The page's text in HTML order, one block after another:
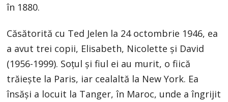
în 1880.
Căsătorită cu Ted Jelen la 24 octombrie 1946, ea
a avut trei copii, Elisabeth, Nicolette şi David
(1956-1999). Soţul şi fiul ei au murit, o fiică
trăieşte la Paris, iar cealaltă la New York. Ea
însăşi a locuit la Tanger, în Maroc, unde a îngrijit